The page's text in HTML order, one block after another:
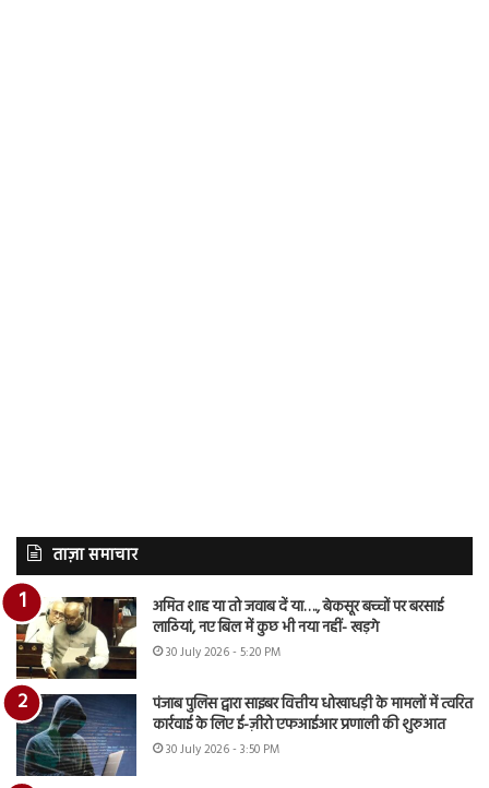
ताज़ा समाचार
अमित शाह या तो जवाब दें या…., बेकसूर बच्चों पर बरसाई
लाठियां, नए बिल में कुछ भी नया नहीं- खड़गे
30 July 2026 - 5:20 PM
पंजाब पुलिस द्वारा साइबर वित्तीय धोखाधड़ी के मामलों में त्वरित
कार्रवाई के लिए ई-ज़ीरो एफआईआर प्रणाली की शुरुआत
30 July 2026 - 3:50 PM